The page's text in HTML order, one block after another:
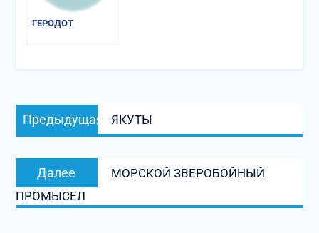
ГЕРОДОТ
Навигация
по
Предыдущая
запись:
ЯКУТЫ
Далее
Следующая
запись:
МОРСКОЙ ЗВЕРОБОЙНЫЙ
ПРОМЫСЕЛ